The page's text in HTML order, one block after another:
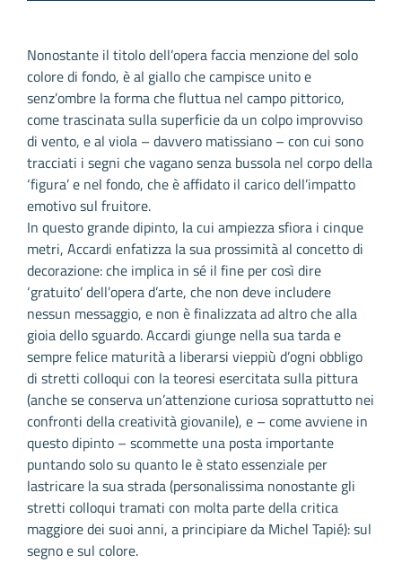
Nonostante il titolo dell’opera faccia menzione del solo
colore di fondo, è al giallo che campisce unito e
senz’ombre la forma che fluttua nel campo pittorico,
come trascinata sulla superficie da un colpo improvviso
di vento, e al viola – davvero matissiano – con cui sono
tracciati i segni che vagano senza bussola nel corpo della
‘figura’ e nel fondo, che è affidato il carico dell’impatto
emotivo sul fruitore.
In questo grande dipinto, la cui ampiezza sfiora i cinque
metri, Accardi enfatizza la sua prossimità al concetto di
decorazione: che implica in sé il fine per così dire
‘gratuito’ dell’opera d’arte, che non deve includere
nessun messaggio, e non è finalizzata ad altro che alla
gioia dello sguardo. Accardi giunge nella sua tarda e
sempre felice maturità a liberarsi vieppiù d’ogni obbligo
di stretti colloqui con la teoresi esercitata sulla pittura
(anche se conserva un’attenzione curiosa soprattutto nei
confronti della creatività giovanile), e – come avviene in
questo dipinto – scommette una posta importante
puntando solo su quanto le è stato essenziale per
lastricare la sua strada (personalissima nonostante gli
stretti colloqui tramati con molta parte della critica
maggiore dei suoi anni, a principiare da Michel Tapié): sul
segno e sul colore.